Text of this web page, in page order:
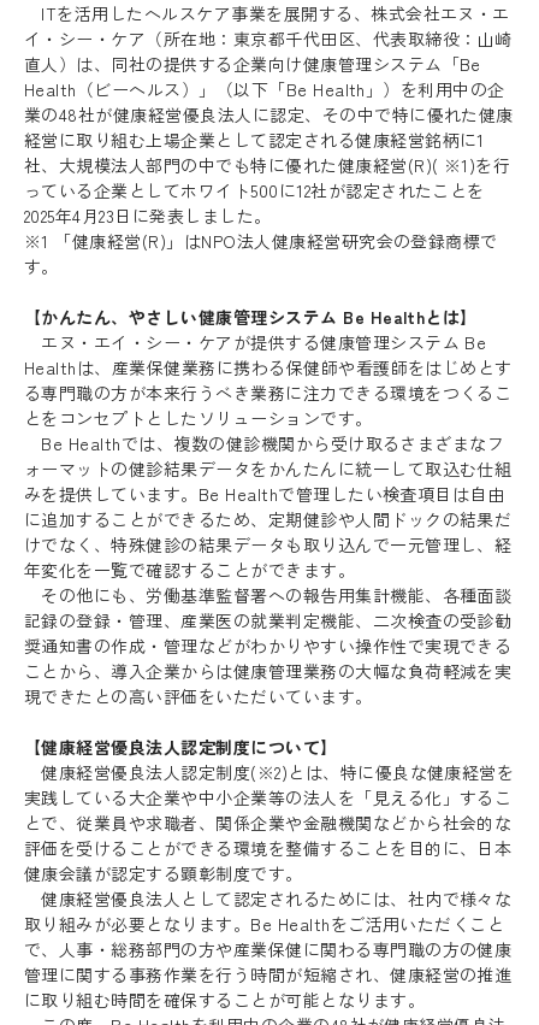
ITを活用したヘルスケア事業を展開する、株式会社エヌ・エ
イ・シー・ケア（所在地：東京都千代田区、代表取締役：山崎
直人）は、同社の提供する企業向け健康管理システム「Be
Health（ビーヘルス）」（以下「Be Health」）を利用中の企
業の48社が健康経営優良法人に認定、その中で特に優れた健康
経営に取り組む上場企業として認定される健康経営銘柄に1
社、大規模法人部門の中でも特に優れた健康経営(R)( ※1)を行
っている企業としてホワイト500に12社が認定されたことを
2025年4月23日に発表しました。
※1 「健康経営(R)」はNPO法人健康経営研究会の登録商標で
す。
【かんたん、やさしい健康管理システム Be Healthとは】
エヌ・エイ・シー・ケアが提供する健康管理システム Be
Healthは、産業保健業務に携わる保健師や看護師をはじめとす
る専門職の方が本来行うべき業務に注力できる環境をつくるこ
とをコンセプトとしたソリューションです。
Be Healthでは、複数の健診機関から受け取るさまざまなフ
ォーマットの健診結果データをかんたんに統一して取込む仕組
みを提供しています。Be Healthで管理したい検査項目は自由
に追加することができるため、定期健診や人間ドックの結果だ
けでなく、特殊健診の結果データも取り込んで一元管理し、経
年変化を一覧で確認することができます。
その他にも、労働基準監督署への報告用集計機能、各種面談
記録の登録・管理、産業医の就業判定機能、二次検査の受診勧
奨通知書の作成・管理などがわかりやすい操作性で実現できる
ことから、導入企業からは健康管理業務の大幅な負荷軽減を実
現できたとの高い評価をいただいています。
【健康経営優良法人認定制度について】
健康経営優良法人認定制度(※2)とは、特に優良な健康経営を
実践している大企業や中小企業等の法人を「見える化」するこ
とで、従業員や求職者、関係企業や金融機関などから社会的な
評価を受けることができる環境を整備することを目的に、日本
健康会議が認定する顕彰制度です。
健康経営優良法人として認定されるためには、社内で様々な
取り組みが必要となります。Be Healthをご活用いただくこと
で、人事・総務部門の方や産業保健に関わる専門職の方の健康
管理に関する事務作業を行う時間が短縮され、健康経営の推進
に取り組む時間を確保することが可能となります。